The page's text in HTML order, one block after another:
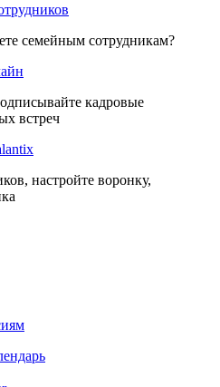
семейным сотрудникам?
кадровые
встреч
настройте воронку,